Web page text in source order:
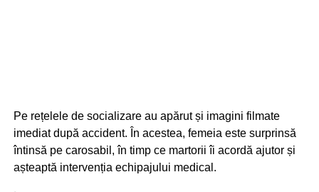
Pe rețelele de socializare au apărut și imagini filmate
imediat după accident. În acestea, femeia este surprinsă
întinsă pe carosabil, în timp ce martorii îi acordă ajutor și
așteaptă intervenția echipajului medical.